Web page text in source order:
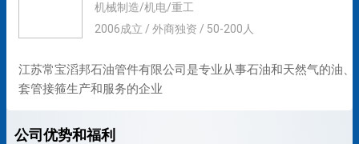
机械制造/机电/重工
2006成立 / 外商独资 / 50-200人
江苏常宝滔邦石油管件有限公司是专业从事石油和天然气的油、
套管接箍生产和服务的企业
公司优势和福利